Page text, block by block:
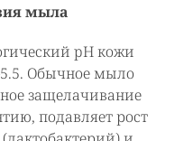
мыла
pH кожи
Обычное мыло
защелачивание
подавляет рост